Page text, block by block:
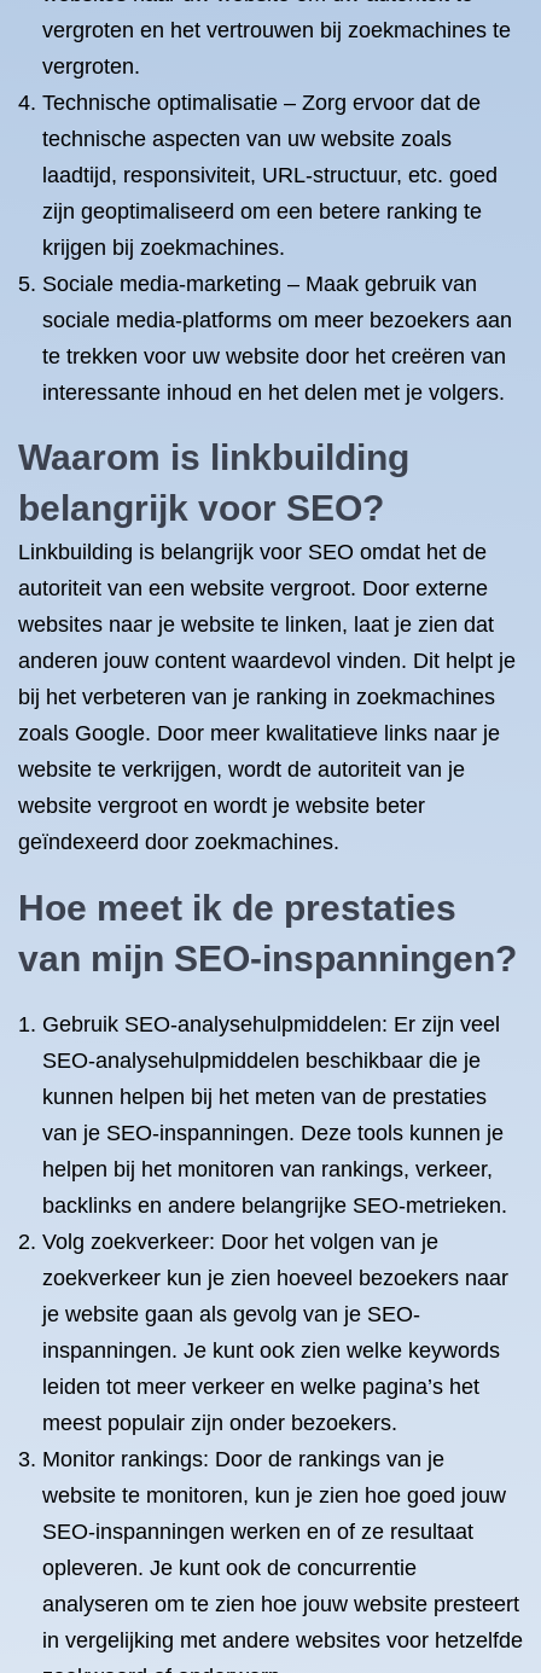
vergroten en het vertrouwen bij zoekmachines te
vergroten.
Technische optimalisatie – Zorg ervoor dat de
technische aspecten van uw website zoals
laadtijd, responsiviteit, URL-structuur, etc. goed
zijn geoptimaliseerd om een betere ranking te
krijgen bij zoekmachines.
Sociale media-marketing – Maak gebruik van
sociale media-platforms om meer bezoekers aan
te trekken voor uw website door het creëren van
interessante inhoud en het delen met je volgers.
Waarom is linkbuilding
belangrijk voor SEO?
Linkbuilding is belangrijk voor SEO omdat het de
autoriteit van een website vergroot. Door externe
websites naar je website te linken, laat je zien dat
anderen jouw content waardevol vinden. Dit helpt je
bij het verbeteren van je ranking in zoekmachines
zoals Google. Door meer kwalitatieve links naar je
website te verkrijgen, wordt de autoriteit van je
website vergroot en wordt je website beter
geïndexeerd door zoekmachines.
Hoe meet ik de prestaties
van mijn SEO-inspanningen?
Gebruik SEO-analysehulpmiddelen: Er zijn veel
SEO-analysehulpmiddelen beschikbaar die je
kunnen helpen bij het meten van de prestaties
van je SEO-inspanningen. Deze tools kunnen je
helpen bij het monitoren van rankings, verkeer,
backlinks en andere belangrijke SEO-metrieken.
Volg zoekverkeer: Door het volgen van je
zoekverkeer kun je zien hoeveel bezoekers naar
je website gaan als gevolg van je SEO-
inspanningen. Je kunt ook zien welke keywords
leiden tot meer verkeer en welke pagina’s het
meest populair zijn onder bezoekers.
Monitor rankings: Door de rankings van je
website te monitoren, kun je zien hoe goed jouw
SEO-inspanningen werken en of ze resultaat
opleveren. Je kunt ook de concurrentie
analyseren om te zien hoe jouw website presteert
in vergelijking met andere websites voor hetzelfde